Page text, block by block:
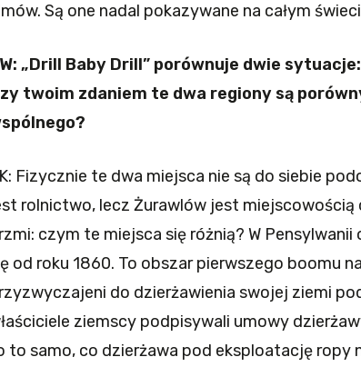
Są one nadal pokazywane na całym
„Drill Baby Drill” porównuje dwie
twoim zdaniem te dwa regiony są
Fizycznie te dwa miejsca nie są do siebie
rolnictwo, lecz Żurawlów jest miejscowością
czym te miejsca się różnią? W
od roku 1860. To obszar pierwszego boomu
do dzierżawienia swojej ziemi
ziemscy podpisywali umowy
to samo, co dzierżawa pod eksploatację ropy